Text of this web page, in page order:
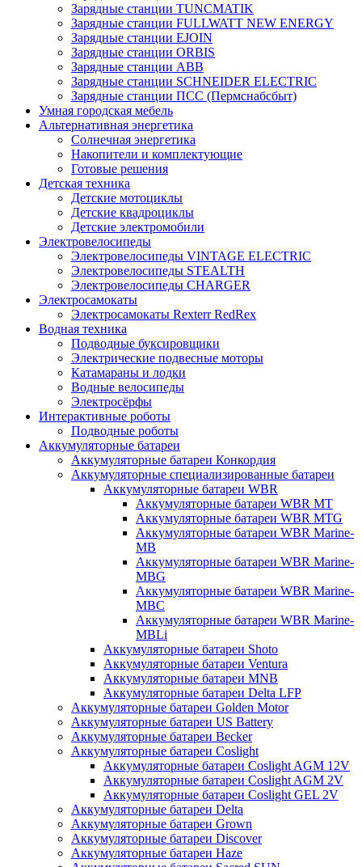
Зарядные станции TUNCMATIK
Зарядные станции FULLWATT NEW ENERGY
Зарядные станции EJOIN
Зарядные станции ORBIS
Зарядные станции ABB
Зарядные станции SCHNEIDER ELECTRIC
Зарядные станции ПСС (Пермснабсбыт)
Умная городская мебель
Альтернативная энергетика
Солнечная энергетика
Накопители и комплектующие
Готовые решения
Детская техника
Детские мотоциклы
Детские квадроциклы
Детские электромобили
Электровелосипеды
Электровелосипеды VINTAGE ELECTRIC
Электровелосипеды STEALTH
Электровелосипеды CHARGER
Электросамокаты
Электросамокаты Rexterr RedRex
Водная техника
Подводные буксировщики
Электрические подвесные моторы
Катамараны и лодки
Водные велосипеды
Электросёрфы
Интерактивные роботы
Подводные роботы
Аккумуляторные батареи
Аккумуляторные батареи Конкордия
Аккумуляторные специализированные батареи
Аккумуляторные батареи WBR
Аккумуляторные батареи WBR MT
Аккумуляторные батареи WBR MTG
Аккумуляторные батареи WBR Marine-
MB
Аккумуляторные батареи WBR Marine-
MBG
Аккумуляторные батареи WBR Marine-
MBC
Аккумуляторные батареи WBR Marine-
MBLi
Аккумуляторные батареи Shoto
Аккумуляторные батареи Ventura
Аккумуляторные батареи MNB
Аккумуляторные батареи Delta LFP
Аккумуляторные батареи Golden Motor
Аккумуляторные батареи US Battery
Аккумуляторные батареи Becker
Аккумуляторные батареи Coslight
Аккумуляторные батареи Coslight AGM 12V
Аккумуляторные батареи Coslight AGM 2V
Аккумуляторные батареи Coslight GEL 2V
Аккумуляторные батареи Delta
Аккумуляторные батареи Grown
Аккумуляторные батареи Discover
Аккумуляторные батареи Haze